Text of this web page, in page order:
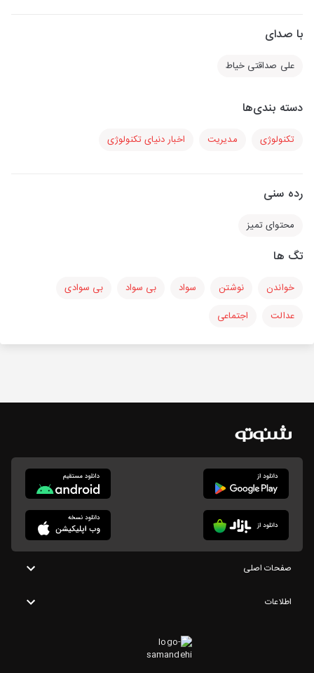
با صدای
علی صداقتی خیاط
دسته بندی‌ها
تکنولوژی مدیریت اخبار دنیای تکنولوژی
رده سنی
محتوای تمیز
تگ ها
خواندن نوشتن سواد بی سواد
بی سوادی
عدالت
اجتماعی
صفحات اصلی
اطلاعات